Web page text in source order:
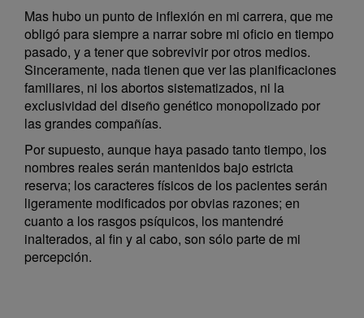
Mas hubo un punto de inflexión en mi carrera, que me
obligó para siempre a narrar sobre mi oficio en tiempo
pasado, y a tener que sobrevivir por otros medios.
Sinceramente, nada tienen que ver las planificaciones
familiares, ni los abortos sistematizados, ni la
exclusividad del diseño genético monopolizado por
las grandes compañías.
Por supuesto, aunque haya pasado tanto tiempo, los
nombres reales serán mantenidos bajo estricta
reserva; los caracteres físicos de los pacientes serán
ligeramente modificados por obvias razones; en
cuanto a los rasgos psíquicos, los mantendré
inalterados, al fin y al cabo, son sólo parte de mi
percepción.